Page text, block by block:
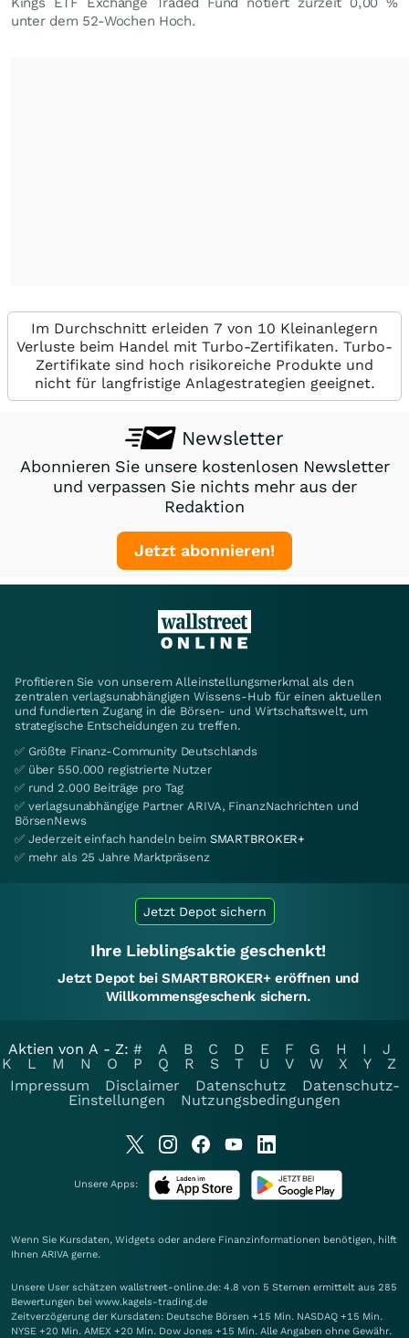
unter dem 52-Wochen Hoch.
Im Durchschnitt erleiden 7 von 10 Kleinanlegern
Verluste beim Handel mit Turbo-Zertifikaten. Turbo-
Zertifikate sind hoch risikoreiche Produkte und
nicht für langfristige Anlagestrategien geeignet.
Newsletter
Abonnieren Sie unsere kostenlosen Newsletter
und verpassen Sie nichts mehr aus der
Redaktion
Jetzt abonnieren!
Profitieren Sie von unserem Alleinstellungsmerkmal als den
zentralen verlagsunabhängigen Wissens-Hub für einen aktuellen
und fundierten Zugang in die Börsen- und Wirtschaftswelt, um
strategische Entscheidungen zu treffen.
✅ Größte Finanz-Community Deutschlands
✅ über 550.000 registrierte Nutzer
✅ rund 2.000 Beiträge pro Tag
✅ verlagsunabhängige Partner ARIVA, FinanzNachrichten und
BörsenNews
✅ Jederzeit einfach handeln beim SMARTBROKER+
✅ mehr als 25 Jahre Marktpräsenz
Jetzt Depot sichern
Ihre Lieblingsaktie geschenkt!
Jetzt Depot bei SMARTBROKER+ eröffnen und
Willkommensgeschenk sichern.
Aktien von A - Z: # A B C D E F G H I
J
K
L M N O P Q R S T U V W X Y
Z
Impressum
Disclaimer Datenschutz
Datenschutz-
Einstellungen
Nutzungsbedingungen
Unsere Apps:
Wenn Sie Kursdaten, Widgets oder andere Finanzinformationen benötigen, hilft
Ihnen ARIVA gerne.
Unsere User schätzen wallstreet-online.de: 4.8 von 5 Sternen ermittelt aus 285
Bewertungen bei www.kagels-trading.de
Zeitverzögerung der Kursdaten: Deutsche Börsen +15 Min. NASDAQ +15 Min.
NYSE +20 Min. AMEX +20 Min. Dow Jones +15 Min. Alle Angaben ohne Gewähr.